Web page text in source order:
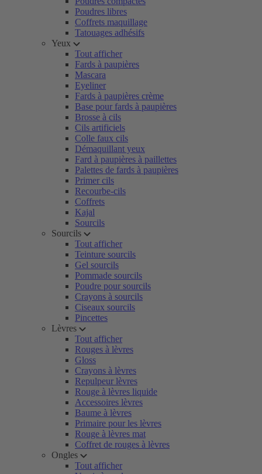
Poudres libres
Coffrets maquillage
Tatouages adhésifs
Yeux
Tout afficher
Fards à paupières
Mascara
Eyeliner
Fards à paupières crème
Base pour fards à paupières
Brosse à cils
Cils artificiels
Colle faux cils
Démaquillant yeux
Fard à paupières à paillettes
Palettes de fards à paupières
Primer cils
Recourbe-cils
Coffrets
Kajal
Sourcils
Sourcils
Tout afficher
Teinture sourcils
Gel sourcils
Pommade sourcils
Poudre pour sourcils
Crayons à sourcils
Ciseaux sourcils
Pincettes
Lèvres
Tout afficher
Rouges à lèvres
Gloss
Crayons à lèvres
Repulpeur lèvres
Rouge à lèvres liquide
Accessoires lèvres
Baume à lèvres
Primaire pour les lèvres
Rouge à lèvres mat
Coffret de rouges à lèvres
Ongles
Tout afficher